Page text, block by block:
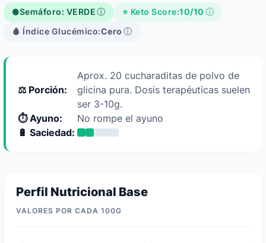
🟢Semáforo: VERDEⓘ ⭐ Keto Score:10/10 ⓘ
🩸 Índice Glucémico:Cero ⓘ
⚖️ Porción:
Aprox. 20 cucharaditas de polvo de
glicina pura. Dosis terapéuticas suelen
ser 3-10g.
⏱️ Ayuno:
No rompe el ayuno
🔋 Saciedad:
Perfil Nutricional Base
VALORES POR CADA 100G